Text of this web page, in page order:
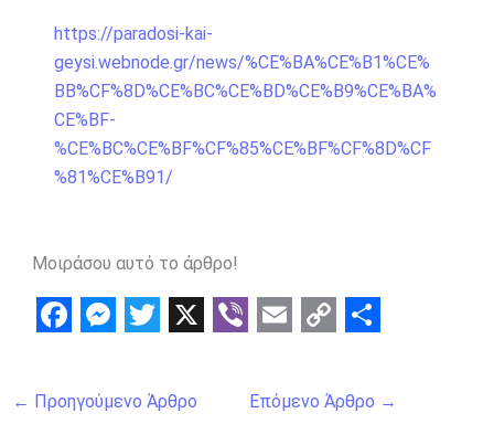
https://paradosi-kai-
geysi.webnode.gr/news/%CE%BA%CE%B1%CE%
BB%CF%8D%CE%BC%CE%BD%CE%B9%CE%BA%
CE%BF-
%CE%BC%CE%BF%CF%85%CE%BF%CF%8D%CF
%81%CE%B91/
Μοιράσου αυτό το άρθρο!
a
c
s
w
i
m
a
p
h
a
← Προηγούμενο Άρθρο Επόμενο Άρθρο →